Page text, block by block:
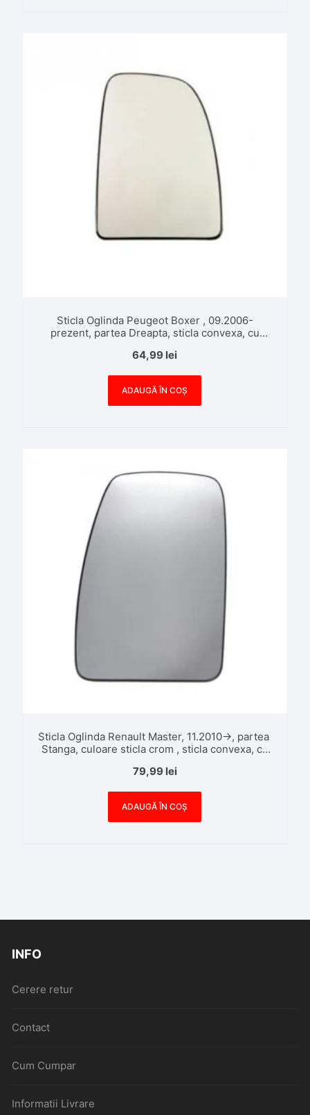
Sticla Oglinda Peugeot Boxer , 09.2006-
prezent, partea Dreapta, sticla convexa, cu
64,99 lei
ADAUGĂ ÎN COȘ
Sticla Oglinda Renault Master, 11.2010->, partea
Stanga, culoare sticla crom , sticla convexa, cu
79,99 lei
ADAUGĂ ÎN COȘ
INFO
Cerere retur
Contact
Cum Cumpar
Informatii Livrare